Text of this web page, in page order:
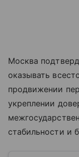
Москва
оказывать
продвижении
укреплении
стабильности и